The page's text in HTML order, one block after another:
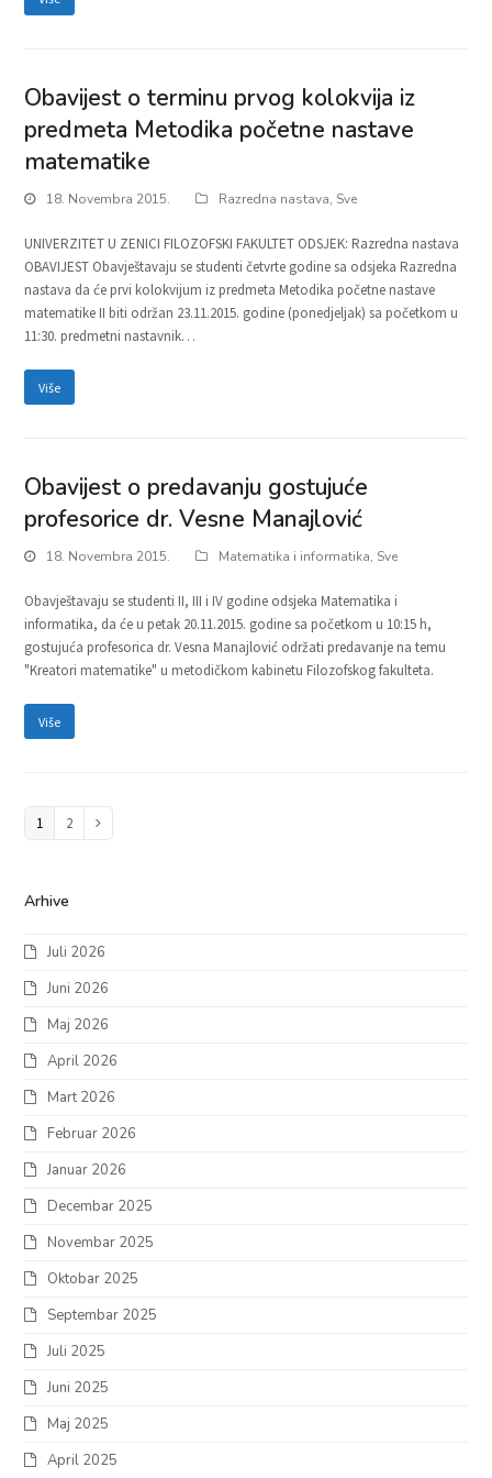
Obavijest o terminu prvog kolokvija iz
predmeta Metodika početne nastave
matematike
18. Novembra 2015. Razredna nastava, Sve
UNIVERZITET U ZENICI FILOZOFSKI FAKULTET ODSJEK: Razredna nastava
OBAVIJEST Obavještavaju se studenti četvrte godine sa odsjeka Razredna
nastava da će prvi kolokvijum iz predmeta Metodika početne nastave
matematike II biti održan 23.11.2015. godine (ponedjeljak) sa početkom u
11:30. predmetni nastavnik…
Više
Obavijest o predavanju gostujuće
profesorice dr. Vesne Manajlović
18. Novembra 2015. Matematika i informatika, Sve
Obavještavaju se studenti II, III i IV godine odsjeka Matematika i
informatika, da će u petak 20.11.2015. godine sa početkom u 10:15 h,
gostujuća profesorica dr. Vesna Manajlović održati predavanje na temu
"Kreatori matematike" u metodičkom kabinetu Filozofskog fakulteta.
Više
Page
1 Page
2
Arhive
Juli 2026
Juni 2026
Maj 2026
April 2026
Mart 2026
Februar 2026
Januar 2026
Decembar 2025
Novembar 2025
Oktobar 2025
Septembar 2025
Juli 2025
Juni 2025
Maj 2025
April 2025